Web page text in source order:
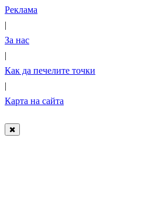
Реклама
|
За нас
|
Как да печелите точки
|
Карта на сайта